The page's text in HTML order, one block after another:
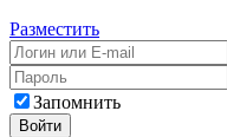
Разместить
Запомнить
Войти